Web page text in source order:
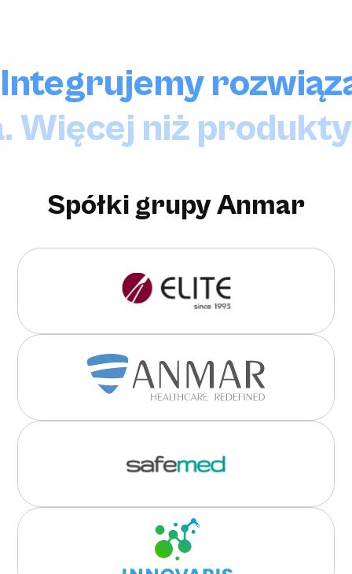
Integrujemy
Więcej niż produkty
Spółki grupy Anmar